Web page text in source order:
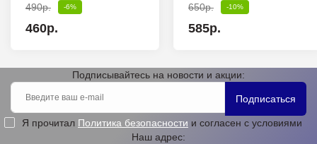
490р. -6%
460р.
650р. -10%
585р.
Подписывайтесь на новости и акции:
Подписаться
Я прочитал Политика безопасности и согласен с условиями
Наш адрес: